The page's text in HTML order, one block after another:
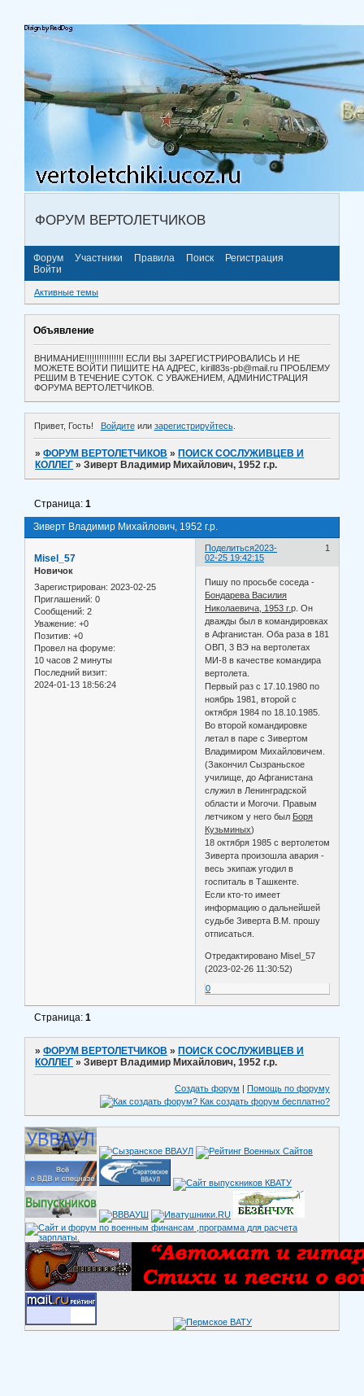
ФОРУМ ВЕРТОЛЕТЧИКОВ
Форум Участники Правила Поиск
Регистрация
Войти
Активные темы
Объявление
ВНИМАНИЕ!!!!!!!!!!!!!!!! ЕСЛИ ВЫ ЗАРЕГИСТРИРОВАЛИСЬ И НЕ
МОЖЕТЕ ВОЙТИ ПИШИТЕ НА АДРЕС, kirill83s-pb@mail.ru ПРОБЛЕМУ
РЕШИМ В ТЕЧЕНИЕ СУТОК. С УВАЖЕНИЕМ, АДМИНИСТРАЦИЯ
ФОРУМА ВЕРТОЛЕТЧИКОВ.
Привет, Гость! Войдитеили зарегистрируйтесь.
»ФОРУМ ВЕРТОЛЕТЧИКОВ » ПОИСК СОСЛУЖИВЦЕВ И
КОЛЛЕГ »Зиверт Владимир Михайлович, 1952 г.р.
Зиверт Владимир Михайлович, 1952 г.р.
Страница:1
Поделиться 1
2023-
02-25 19:42:15
Misel_57
Новичок
Зарегистрирован: 2023-02-25
Приглашений: 0
Сообщений: 2
Уважение: +0
Позитив: +0
Провел на форуме:
10 часов 2 минуты
Последний визит:
2024-01-13 18:56:24
Пишу по просьбе соседа -
Бондарева Василия
Николаевича, 1953 г.р. Он
дважды был в командировках
в Афганистан. Оба раза в 181
ОВП, 3 ВЭ на вертолетах
МИ-8 в качестве командира
вертолета.
Первый раз с 17.10.1980 по
ноябрь 1981, второй с
октября 1984 по 18.10.1985.
Во второй командировке
летал в паре с Зивертом
Владимиром Михайловичем.
(Закончил Сызраньское
училище, до Афганистана
служил в Ленинградской
области и Могочи. Правым
летчиком у него был Боря
Кузьминых)
18 октября 1985 с вертолетом
Зиверта произошла авария -
весь экипаж угодил в
госпиталь в Ташкенте.
Если кто-то имеет
информацию о дальнейшей
судьбе Зиверта В.М. прошу
отписаться.
Отредактировано Misel_57
(2023-02-26 11:30:52)
0
Страница:1
»ФОРУМ ВЕРТОЛЕТЧИКОВ » ПОИСК СОСЛУЖИВЦЕВ И
КОЛЛЕГ »Зиверт Владимир Михайлович, 1952 г.р.
Создать форум | Помощь по форуму